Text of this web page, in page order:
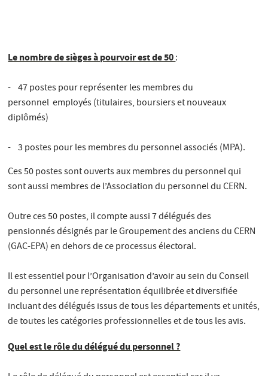
Le nombre de sièges à pourvoir est de 50:
- 47 postes pour représenter les membres du
personnel employés (titulaires, boursiers et nouveaux
diplômés)
- 3 postes pour les membres du personnel associés (MPA).
Ces 50 postes sont ouverts aux membres du personnel qui
sont aussi membres de l’Association du personnel du CERN.
Outre ces 50 postes, il compte aussi 7 délégués des
pensionnés désignés par le Groupement des anciens du CERN
(GAC-EPA) en dehors de ce processus électoral.
Il est essentiel pour l’Organisation d’avoir au sein du Conseil
du personnel une représentation équilibrée et diversifiée
incluant des délégués issus de tous les départements et unités,
de toutes les catégories professionnelles et de tous les avis.
Quel est le rôle du délégué du personnel ?